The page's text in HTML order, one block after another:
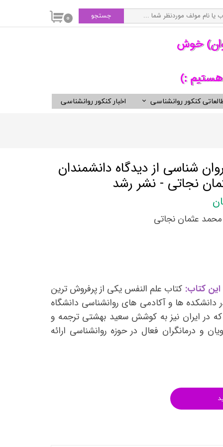
انتشارات ارسباران
انتشارات دوران
انتشارات رسا
انتشارات قطره
انتشارات ققنوس
انتشارات مدرسان شریف
انتشارات ویرایش
کنکور روانشناسی
اخبار کنکور روانشناسی
۰ جستجو
خوش
هستیم :)
شناسی از دیدگاه دانشمندان
نجاتی - نشر رشد
محمد عثمان نجاتی
این کتاب: کتاب علم النفس یکی از پرفروش ترین
دانشکده ها و آکادمی های روانشناسی دانشگاه
در ایران نیز به کوشش سعید بهشتی ترجمه و
و درمانگران فعال در حوزه روانشناسی ارائه